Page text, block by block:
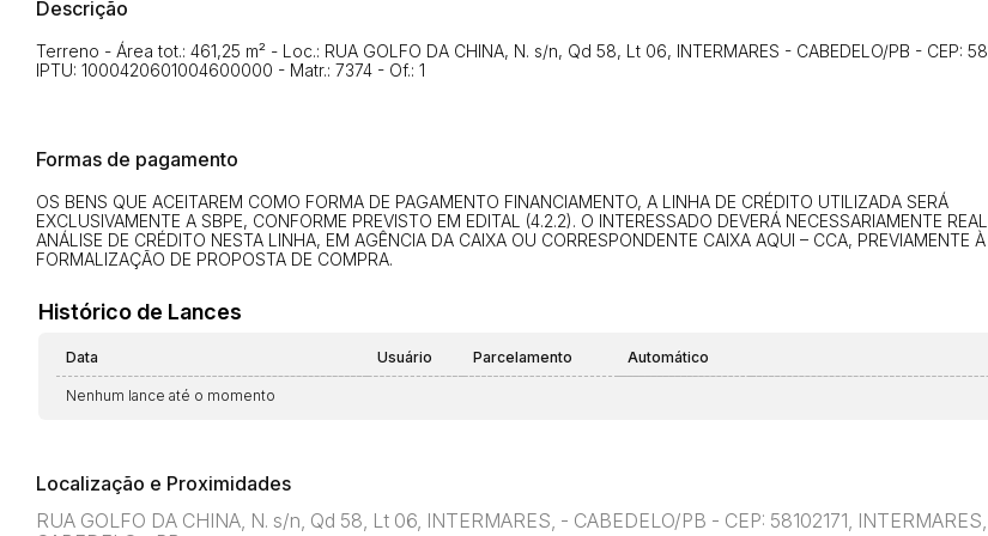
Descrição
Terreno - Área tot.: 461,25 m² - Loc.: RUA GOLFO DA CHINA, N. s/n, Qd 58, Lt 06, INTERMARES - CABEDELO/PB - CEP:
IPTU: 1000420601004600000 - Matr.: 7374 - Of.: 1
Formas de pagamento
OS BENS QUE ACEITAREM COMO FORMA DE PAGAMENTO FINANCIAMENTO, A LINHA DE CRÉDITO UTILIZADA SERÁ
EXCLUSIVAMENTE A SBPE, CONFORME PREVISTO EM EDITAL (4.2.2). O INTERESSADO DEVERÁ NECESSARIAMENTE
ANÁLISE DE CRÉDITO NESTA LINHA, EM AGÊNCIA DA CAIXA OU CORRESPONDENTE CAIXA AQUI – CCA, PREVIAMENTE À
FORMALIZAÇÃO DE PROPOSTA DE COMPRA.
Histórico de Lances
Data Usuário Parcelamento Automático
Nenhum lance até o momento
Localização e Proximidades
RUA GOLFO DA CHINA, N. s/n, Qd 58, Lt 06, INTERMARES, - CABEDELO/PB - CEP: 58102171, INTERMARES,
14/04/2025 18:43:11